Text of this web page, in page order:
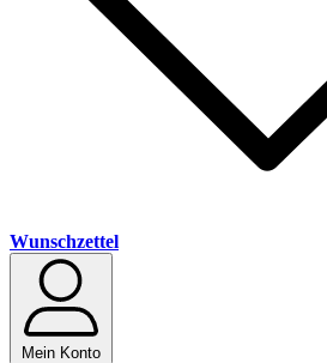
Wunschzettel
Mein Konto